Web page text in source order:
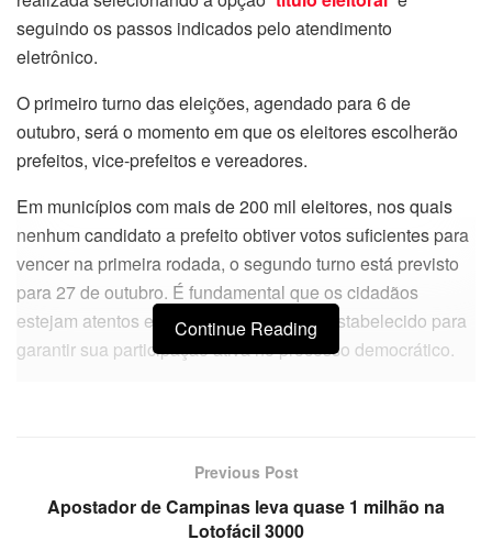
seguindo os passos indicados pelo atendimento
eletrônico.
O primeiro turno das eleições, agendado para 6 de
outubro, será o momento em que os eleitores escolherão
prefeitos, vice-prefeitos e vereadores.
Em municípios com mais de 200 mil eleitores, nos quais
nenhum candidato a prefeito obtiver votos suficientes para
vencer na primeira rodada, o segundo turno está previsto
para 27 de outubro. É fundamental que os cidadãos
estejam atentos e ajam dentro do prazo estabelecido para
garantir sua participação ativa no processo democrático.
Continue Reading
Previous Post
Apostador de Campinas leva quase 1 milhão na
Lotofácil 3000